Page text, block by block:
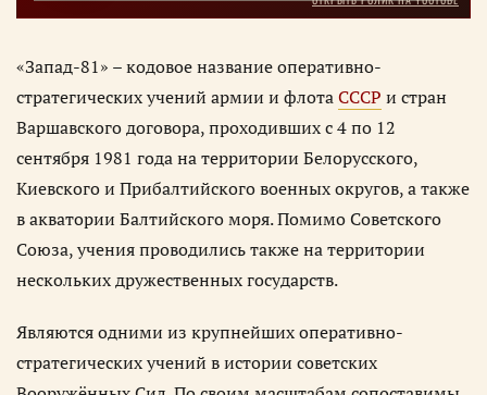
«Запад-81» – кодовое название оперативно-
стратегических учений армии и флотаСССР и стран
Варшавского договора, проходивших с 4 по 12
сентября 1981 года на территории Белорусского,
Киевского и Прибалтийского военных округов, а также
в акватории Балтийского моря. Помимо Советского
Союза, учения проводились также на территории
нескольких дружественных государств.
Являются одними из крупнейших оперативно-
стратегических учений в истории советских